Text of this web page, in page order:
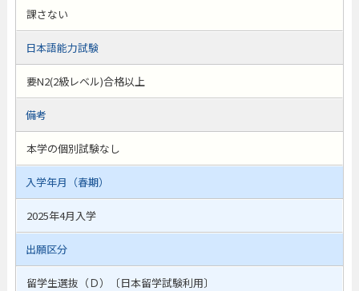
課さない
日本語能力試験
要N2(2級レベル)合格以上
備考
本学の個別試験なし
入学年月（春期）
2025年4月入学
出願区分
留学生選抜（Ｄ）〔日本留学試験利用〕